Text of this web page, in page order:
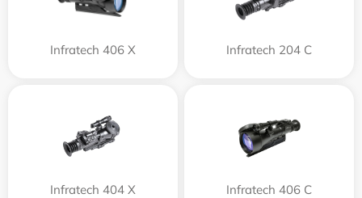
Infratech 406 Х Infratech 204 С
Infratech 404 Х Infratech 406 С